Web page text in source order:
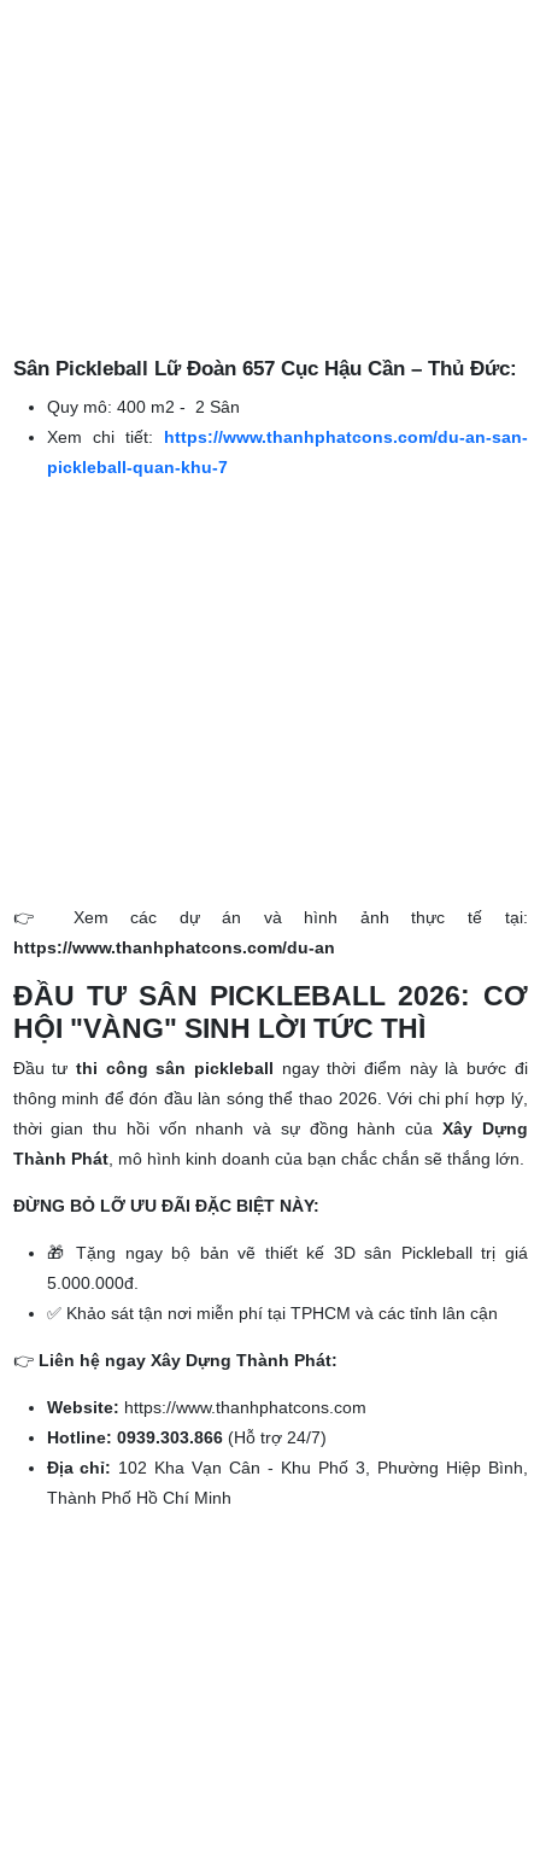
Sân Pickleball Lữ Đoàn 657 Cục Hậu Cần – Thủ Đức:
Quy mô:400 m2 - 2 Sân
Xem chi tiết: https://www.thanhphatcons.com/du-an-san-
👉Xem các dự án và hình ảnh thực tế tại:
https://www.thanhphatcons.com/du-an
ĐẦU TƯ SÂN PICKLEBALL 2026: CƠ
HỘI "VÀNG" SINH LỜI TỨC THÌ
Đầu tưthi công sân pickleballngay thời điểm này là bước đi
thông minh để đón đầu làn sóng thể thao 2026. Với chi phí hợp lý,
thời gian thu hồi vốn nhanh và sự đồng hành củaXây Dựng
🎁 Tặng ngay bộ bản vẽ thiết kế 3D sân Pickleball trị giá
5.000.000đ.
Website:https://www.thanhphatcons.com
Hotline: 0939.303.866 (Hỗ trợ 24/7)
Địa chỉ:102 Kha Vạn Cân - Khu Phố 3, Phường Hiệp Bình,